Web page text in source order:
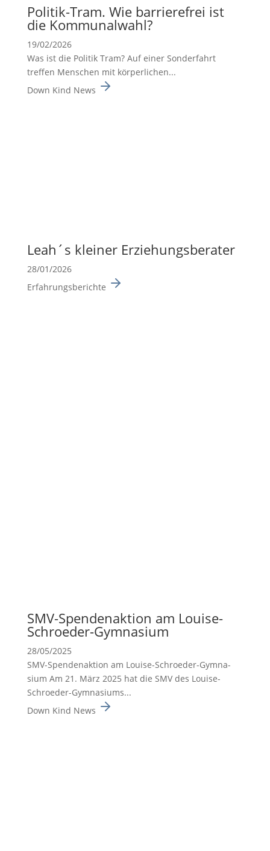
Politik-Tram. Wie barrie­re­frei ist
die Kommu­nal­wahl?
19/02/2026
Was ist die Politik Tram? Auf einer Sonderfahrt
treffen Menschen mit körperlichen...
Down Kind News
Leah´s kleiner Erzie­hungs­be­rater
28/01/2026
Erfahrungsberichte
SMV-Spenden­ak­tion am Louise-
Schroeder-Gymna­sium
28/05/2025
SMV-Spenden­ak­tion am Louise-Schroeder-Gymna­
sium Am 21. März 2025 hat die SMV des Louise-
Schroeder-Gymna­siums...
Down Kind News